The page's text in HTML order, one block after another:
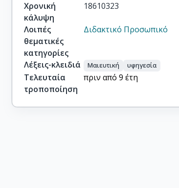
Χρονική
κάλυψη
18610323
Λοιπές
θεματικές
κατηγορίες
Διδακτικό Προσωπικό
Λέξεις-κλειδιά Μαιευτική υφηγεσία
Τελευταία
τροποποίηση
πριν από 9 έτη